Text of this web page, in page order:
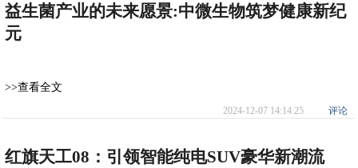
益生菌产业的未来愿景:中微生物筑梦健康新纪
元
>>查看全文
2024-12-07 14:14:25 评论
红旗天工08：引领智能纯电SUV豪华新潮流